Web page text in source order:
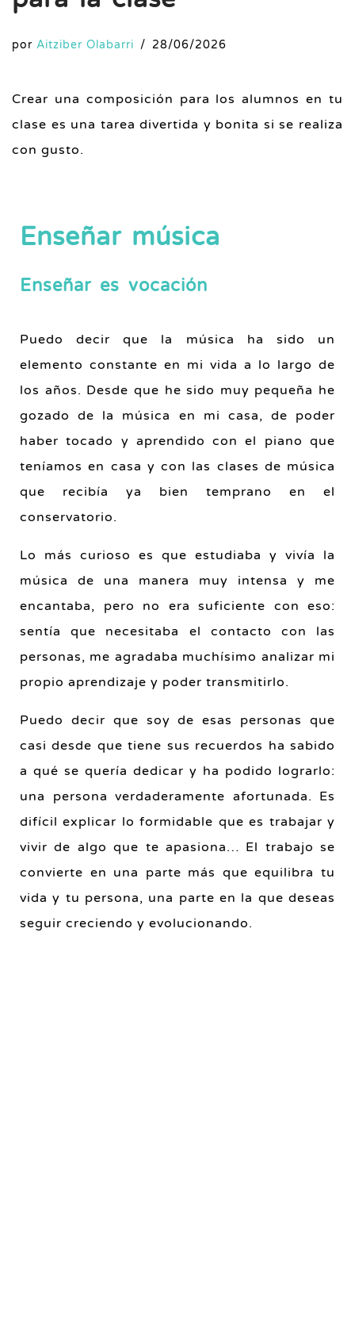
por Aitziber Olabarri 28/06/2026
Crear una composición para los alumnos en tu
clase es una tarea divertida y bonita si se realiza
con gusto.
Enseñar música
Enseñar es vocación
Puedo decir que la música ha sido un
elemento constante en mi vida a lo largo de
los años. Desde que he sido muy pequeña he
gozado de la música en mi casa, de poder
haber tocado y aprendido con el piano que
teníamos en casa y con las clases de música
que recibía ya bien temprano en el
conservatorio.
Lo más curioso es que estudiaba y vivía la
música de una manera muy intensa y me
encantaba, pero no era suficiente con eso:
sentía que necesitaba el contacto con las
personas, me agradaba muchísimo analizar mi
propio aprendizaje y poder transmitirlo.
Puedo decir que soy de esas personas que
casi desde que tiene sus recuerdos ha sabido
a qué se quería dedicar y ha podido lograrlo:
una persona verdaderamente afortunada. Es
difícil explicar lo formidable que es trabajar y
vivir de algo que te apasiona… El trabajo se
convierte en una parte más que equilibra tu
vida y tu persona, una parte en la que deseas
seguir creciendo y evolucionando.